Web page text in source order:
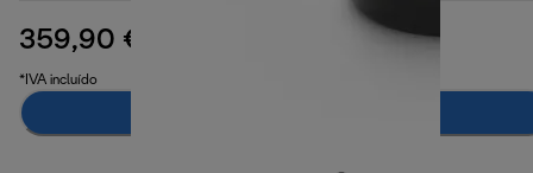
359,90 € preço original 589,90 €
*IVA incluído